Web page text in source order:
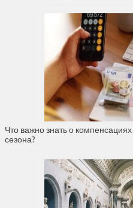
Что важно знать о
сезона?